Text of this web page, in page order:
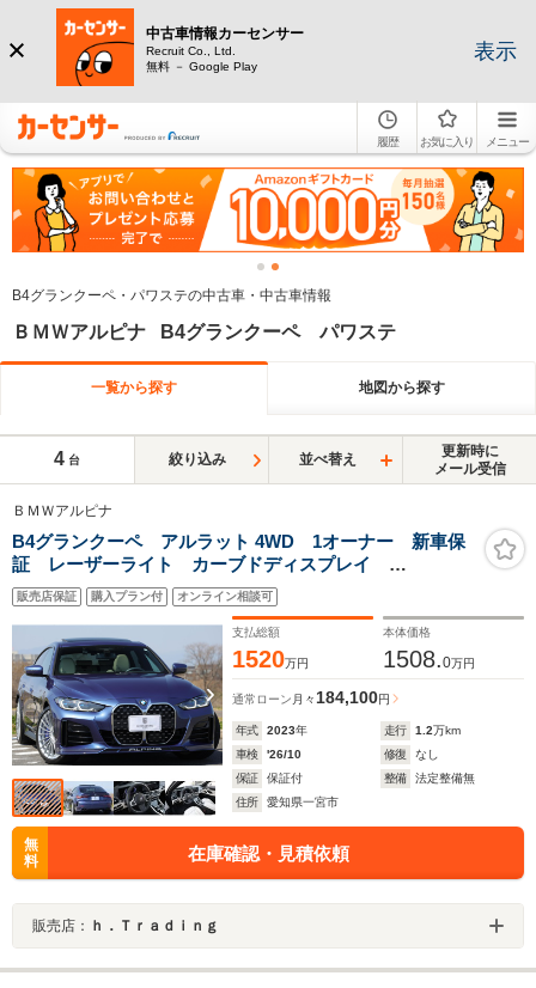
中古車情報カーセンサー
Recruit Co., Ltd.
無料 － Google Play
表示
履歴 お気に入り メニュー
B4グランクーペ・パワステの中古車・中古車情報
ＢＭＷアルピナ B4グランクーペ パワステ
一覧から探す 地図から探す
4 台 絞り込み 並べ替え
更新時に
メール受信
ＢＭＷアルピナ
B4グランクーペ アルラット 4WD 1オーナー 新車保
証 レーザーライト カーブドディスプレイ
harman/kardon フルレザーメリノ 鍛造20AW OPブ
レーキ ドライビングアシストプロフェッショナル
HUD ACC アクティブプロテクション Pトランク
販売店保証 購入プラン付 オンライン相談可
支払総額
1520万円
本体価格
1508.0万円
通常ローン 月々184,100円
年式 2023年 走行 1.2万km
車検
'26/10 修復
なし
保証
保証付 整備
法定整備無
住所
愛知県一宮市
無
料
在庫確認・見積依頼
販売店： ｈ．Ｔｒａｄｉｎｇ